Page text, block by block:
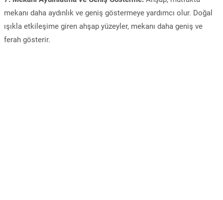
mekanı daha aydınlık ve geniş göstermeye yardımcı olur. Doğal
ışıkla etkileşime giren ahşap yüzeyler, mekanı daha geniş ve
ferah gösterir.